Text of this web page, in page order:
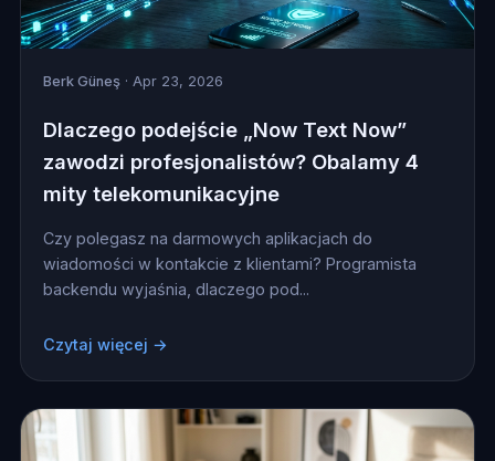
Berk Güneş· Apr 23, 2026
Dlaczego podejście „Now Text Now”
zawodzi profesjonalistów? Obalamy 4
mity telekomunikacyjne
Czy polegasz na darmowych aplikacjach do
wiadomości w kontakcie z klientami? Programista
backendu wyjaśnia, dlaczego pod...
Czytaj więcej →